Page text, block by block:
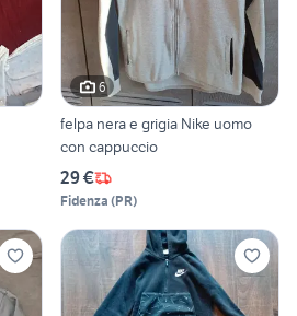
6
felpa nera e grigia Nike uomo
con cappuccio
29 €
Fidenza (PR)